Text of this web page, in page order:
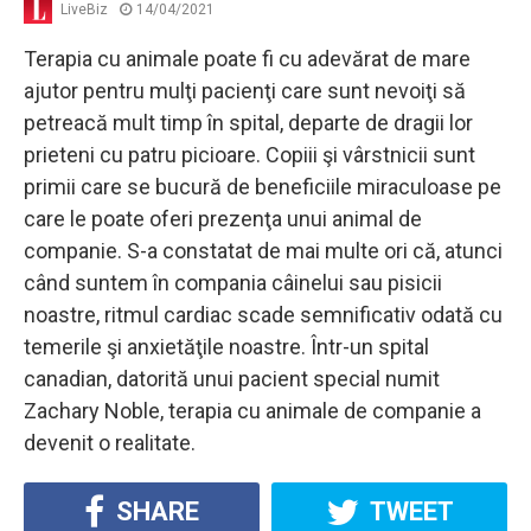
LiveBiz 14/04/2021
Terapia cu animale poate fi cu adevărat de mare
ajutor pentru mulţi pacienţi care sunt nevoiţi să
petreacă mult timp în spital, departe de dragii lor
prieteni cu patru picioare. Copiii şi vârstnicii sunt
primii care se bucură de beneficiile miraculoase pe
care le poate oferi prezenţa unui animal de
companie. S-a constatat de mai multe ori că, atunci
când suntem în compania câinelui sau pisicii
noastre, ritmul cardiac scade semnificativ odată cu
temerile şi anxietăţile noastre. Într-un spital
canadian, datorită unui pacient special numit
Zachary Noble, terapia cu animale de companie a
devenit o realitate.
SHARE TWEET